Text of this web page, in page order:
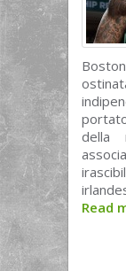
della
Read